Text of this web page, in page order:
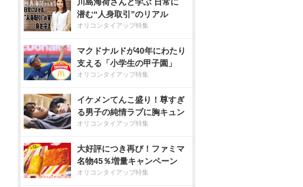
潜む“人身取引”のリアル
オリコンタイアップ特集
マクドナルドが40年にわたり
支える「小学生の甲子園」
オリコンタイアップ特集
イケメンてんこ盛り！尊すぎ
る男子の純情ラブに胸キュン
オリコンタイアップ特集
大好評につき再び！ファミマ
名物45％増量キャンペーン
オリコンタイアップ特集